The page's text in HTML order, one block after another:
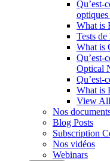
Qu’est-
optiques
What is
Tests
What is
Qu’est-
Optical
Qu’est-
What is
View
Nos
Blog Posts
Subscription
Nos vidéos
Webinars